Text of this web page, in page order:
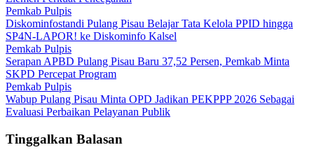
Pemkab Pulpis
Diskominfostandi Pulang Pisau Belajar Tata Kelola PPID hingga
SP4N-LAPOR! ke Diskominfo Kalsel
Pemkab Pulpis
Serapan APBD Pulang Pisau Baru 37,52 Persen, Pemkab Minta
SKPD Percepat Program
Pemkab Pulpis
Wabup Pulang Pisau Minta OPD Jadikan PEKPPP 2026 Sebagai
Evaluasi Perbaikan Pelayanan Publik
Tinggalkan Balasan